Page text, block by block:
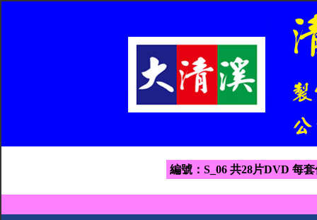
編號：S_06 共28片DVD 每